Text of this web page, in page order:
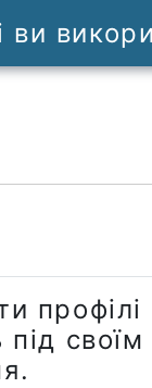
ви
профілі
своїм